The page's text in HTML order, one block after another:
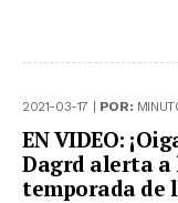
2021-03-17 | POR:
EN VIDEO:
Dagrd alerta a
temporada de